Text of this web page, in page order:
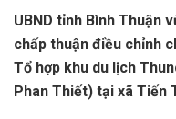
UBND tỉnh Bình Thuận
chấp thuận điều chỉnh
Tổ hợp khu du lịch
Phan Thiết) tại xã Tiến